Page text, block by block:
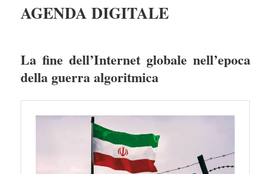
AGENDA DIGITALE
La fine dell’Internet globale nell’epoca
della guerra algoritmica